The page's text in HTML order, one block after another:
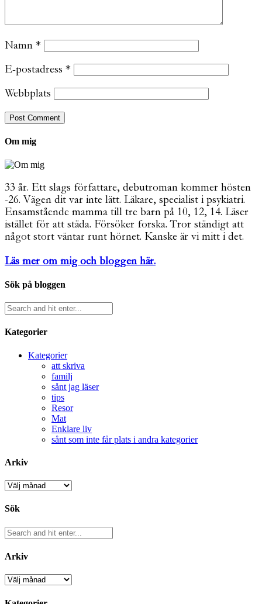
Namn *
E-postadress *
Webbplats
Om mig
33 år. Ett slags författare, debutroman kommer hösten
-26. Vägen dit var inte lätt. Läkare, specialist i psykiatri.
Ensamstående mamma till tre barn på 10, 12, 14. Läser
istället för att städa. Försöker forska. Tror ständigt att
något stort väntar runt hörnet. Kanske är vi mitt i det.
Läs mer om mig och bloggen här.
Sök på bloggen
Kategorier
Kategorier
att skriva
familj
sånt jag läser
tips
Resor
Mat
Enklare liv
sånt som inte får plats i andra kategorier
Arkiv
Arkiv
Sök
Arkiv
Arkiv